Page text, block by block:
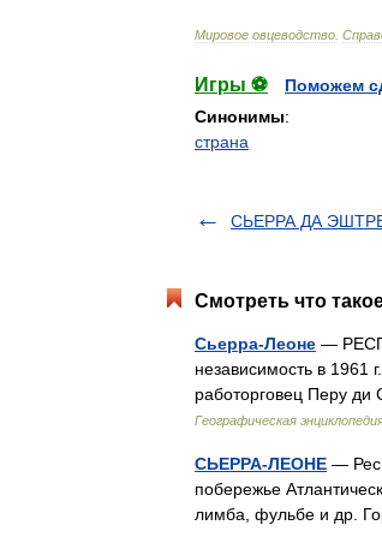
Мировое овцеводство
Игры ⚽
Поможем
Синонимы:
страна
СЬЕРРА ДА
Смотреть что
Сьерра-Леоне —
независимость в 1961
работорговец Перу
Географическая
СЬЕРРА-ЛЕОНЕ —
побережье
лимба, фульбе и др.